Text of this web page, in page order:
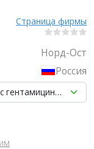
Страница фирмы
Норд-Ост
Россия
гентамицином),